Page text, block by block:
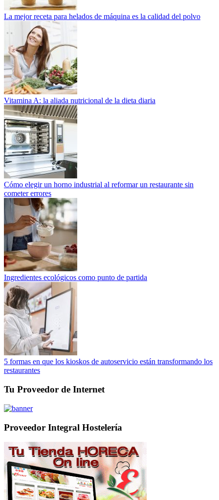
La mejor receta para helados de máquina es la calidad del polvo
Vitamina A: la aliada nutricional de la dieta diaria
Cómo elegir un horno industrial al reformar un restaurante sin
cometer errores
Ingredientes ecológicos como punto de partida
5 formas en que los kioskos de autoservicio están transformando los
restaurantes
Tu Proveedor de Internet
Proveedor Integral Hostelería